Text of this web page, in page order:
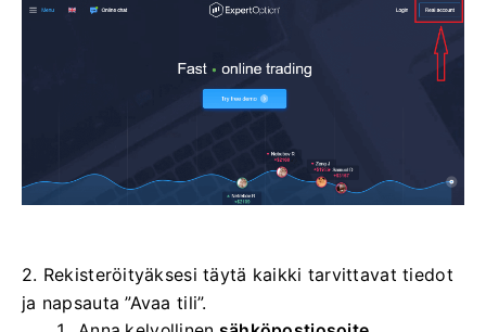
2. Rekisteröityäksesi täytä kaikki tarvittavat tiedot
ja napsauta ”Avaa tili”.